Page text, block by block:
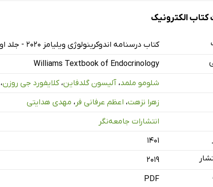
در خون
به‌عنوان مشارکت‌کنندگان فعال
هورمون
تشخیصی و درمانی هورمون‌ها
الکترونیک
کتاب درسنامه اندوکرینولوژی ویلیامز 2020 - جلد اول: هورمون‌ها و عملکرد هورمون - ویراست چهاردهم
Williams Textbook of Endocrinology
شلومو ملمد، آلیسون گلدفاین،کلایفورد جی روزن،
زهرا نزهت، اعظم عرفانی فر ، مهدی هدایتی
انتشارات جامعه‌نگر
۱۴۰۱
2019
PDF